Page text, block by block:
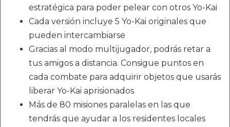
estratégica para poder pelear con otros Yo-Kai
Cada versión incluye 5 Yo-Kai originales que
pueden intercambiarse
Gracias al modo multijugador, podrás retar a
tus amigos a distancia. Consigue puntos en
cada combate para adquirir objetos que usarás
liberar Yo-Kai aprisionados
Más de 80 misiones paralelas en las que
tendrás que ayudar a los residentes locales